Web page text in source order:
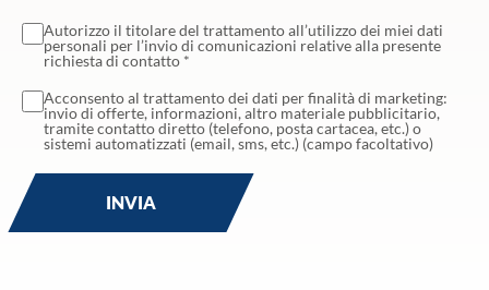
Autorizzo il titolare del trattamento all’utilizzo dei miei dati
personali per l’invio di comunicazioni relative alla presente
richiesta di contatto *
Acconsento al trattamento dei dati per finalità di marketing:
invio di offerte, informazioni, altro materiale pubblicitario,
tramite contatto diretto (telefono, posta cartacea, etc.) o
sistemi automatizzati (email, sms, etc.) (campo facoltativo)